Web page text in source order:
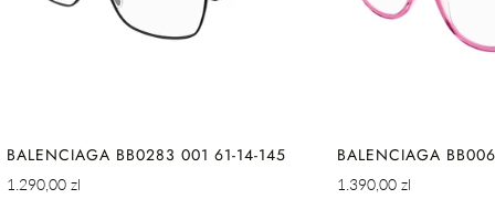
BALENCIAGA BB0283 001 61-14-145
Cena
1.290,00 zl
BALENCIAGA
Cena
1.390,00 zl